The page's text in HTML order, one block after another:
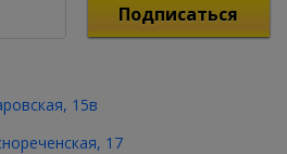
Подписаться
15в
17